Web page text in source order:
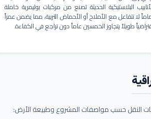
البلاستيكية الحديثة تصنع من مركبات بوليمرية خاملة
لا تتفاعل مع الأملاح أو الأحماض التربية، مما يضمن عمراً
طويلاً يتجاوز الخمسين عاماً دون تراجع في الكفاءة.
النقل حسب مواصفات المشروع وطبيعة الأرض: